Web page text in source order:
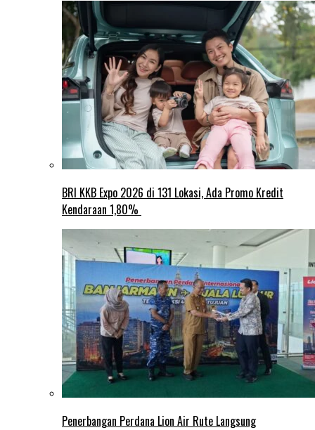
BRI KKB Expo 2026 di 131 Lokasi, Ada Promo Kredit
Kendaraan 1,80%
Penerbangan Perdana Lion Air Rute Langsung